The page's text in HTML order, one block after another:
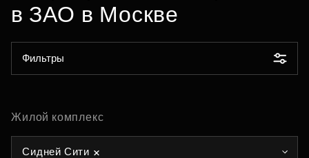
в ЗАО в Москве
Фильтры
Жилой комплекс
Сидней Сити